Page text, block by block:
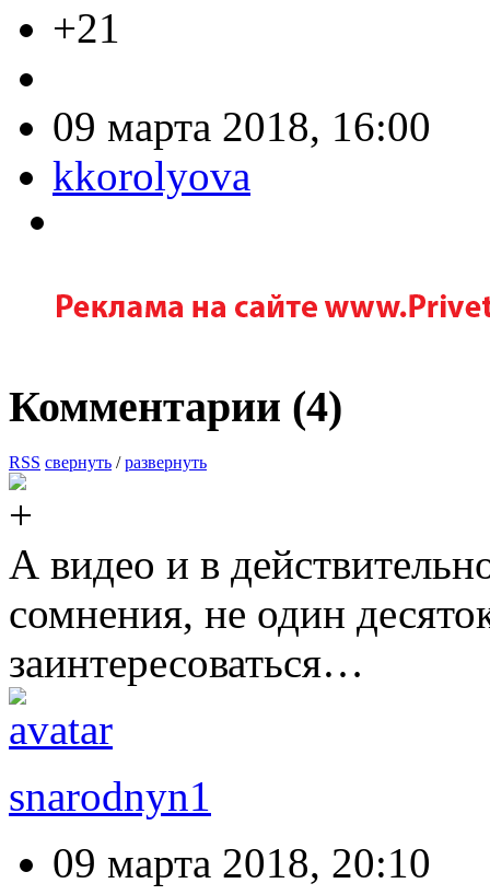
+21
09 марта 2018, 16:00
kkorolyova
Комментарии (4)
RSS свернуть /развернуть
А видео и в
сомнения, не один
заинтересоваться…
snarodnyn1
09 марта 2018, 20:10